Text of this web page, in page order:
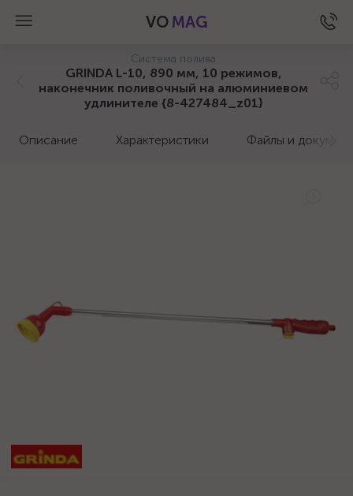
VO MAG
Система полива
GRINDA L-10, 890 мм, 10 режимов,
наконечник поливочный на алюминиевом
удлинителе {8-427484_z01}
Описание Характеристики Файлы и